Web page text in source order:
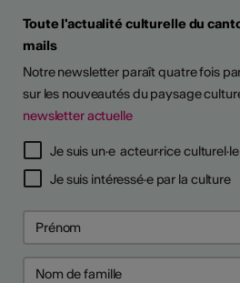
Toute l'actualité culturelle du
mails
Notre newsletter paraît quatre fois
sur les nouveautés du paysage
newsletter actuelle
Je suis un·e acteur·rice culturel·le
Je suis intéressé·e par la culture